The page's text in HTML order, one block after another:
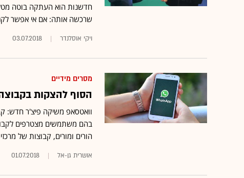
חדשנות הוא העתקה בוטה
שרכשה אותה: אם אי אפשר
ויקי אוסלנדר 03.07.2018
מסרים מידיים
הסוף להצקות
וואטסאפ משיקה פיצ'ר חדש:
בהם משתמשים מצטרפים
הורים ומורים, קבוצות של
אושרית גן-אל 01.07.2018